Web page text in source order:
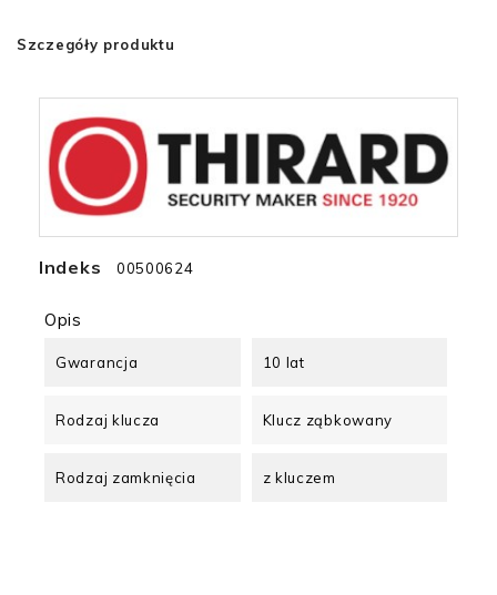
Szczegóły produktu
Indeks 00500624
Opis
Gwarancja 10 lat
Rodzaj klucza Klucz ząbkowany
Rodzaj zamknięcia z kluczem